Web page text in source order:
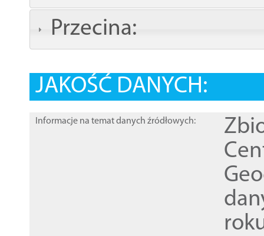
Przecina:
JAKOŚĆ DANYCH:
Informacje na temat danych źródłowych: